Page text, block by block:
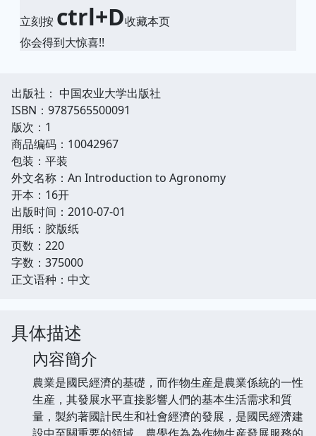
立刻按 ctrl+D收藏本页
你会得到大惊喜!!
出版社： 中国农业大学出版社
ISBN：9787565500091
版次：1
商品编码：10042967
包装：平装
外文名称：An Introduction to Agronomy
开本：16开
出版时间：2010-07-01
用纸：胶版纸
页数：220
字数：375000
正文语种：中文
具体描述
內容簡介
農業是國民經濟的基礎，而作物生産是農業係統的一性
生産，其發展水平直接影響人們的基本生活需求和質
量，製約著國計民生和社會經濟的發展，是國民經濟建